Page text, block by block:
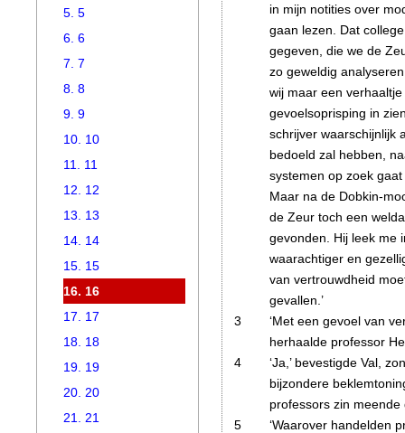
in mijn notities over
gaan lezen. Dat
gegeven, die we de
zo geweldig
wij maar een
gevoelsoprisping in
schrijver waarschijnlijk
bedoeld zal hebben,
systemen op zoek
Maar na de Dobkin-
de Zeur toch een
gevonden. Hij leek me
waarachtiger en
van vertrouwdheid
gevallen.’
3
‘Met een gevoel van
herhaalde professor
4
‘Ja,’ bevestigde Val,
bijzondere
professors zin
5
‘Waarover handelden
5. 5
6. 6
7. 7
8. 8
9. 9
10. 10
11. 11
12. 12
13. 13
14. 14
15. 15
16. 16
17. 17
18. 18
19. 19
20. 20
21. 21